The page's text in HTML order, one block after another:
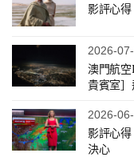
影評心
2026-
澳門航空
貴賓室
2026-
影評心
決心